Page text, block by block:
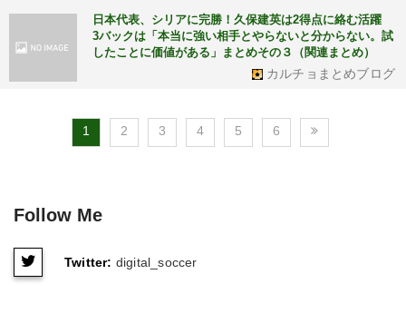
日本代表、シリアに完勝！久保建英は2得点に絡む活躍
3バックは「本当に強い相手とやらないと分からない。試
したことに価値がある」まとめその３（関連まとめ）
カルチョまとめブログ
1 2 3 4 5 6
Follow Me
Twitter: digital_soccer